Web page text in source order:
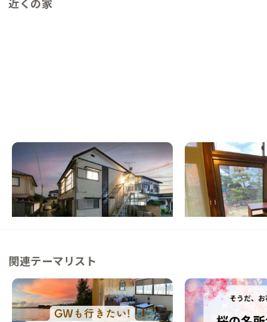
宇都宮F邸
栃木県 その他
【まるっと貸切専用】暮らしにちょうどいい
宇都宮のアパートメントの家
この家からの距離 0km
宇都宮C邸
栃木県 シェアハウス
【東京駅から60分】
上げたいオーナーの
この家からの距離 0km
関連テーマリスト